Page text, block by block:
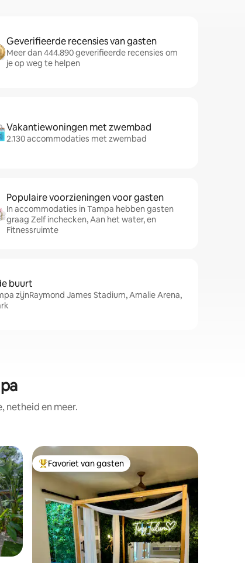
Geverifieerde recensies van gasten
Meer dan 444.890 geverifieerde recensies om
je op weg te helpen
Vakantiewoningen met zwembad
2.130 accommodaties met zwembad
Populaire voorzieningen voor gasten
In accommodaties in Tampa hebben gasten
graag Zelf inchecken, Aan het water, en
Fitnessruimte
buurt
zijnRaymond James Stadium, Amalie Arena,
netheid en meer.
Topfavoriet van gasten
Favoriet van gasten